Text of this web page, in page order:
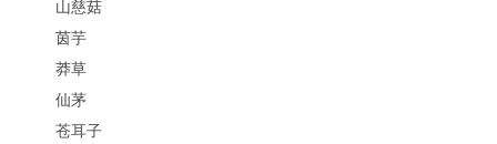
山慈菇
茵芋
莽草
仙茅
苍耳子